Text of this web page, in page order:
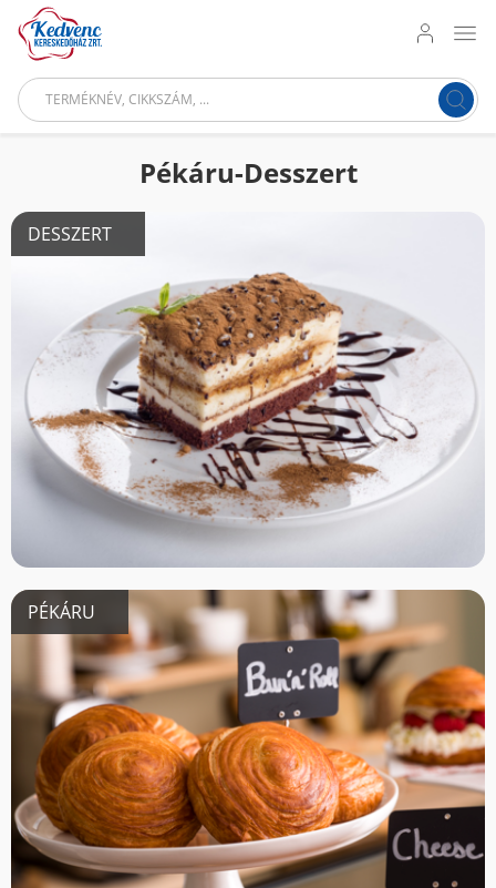
Pékáru-Desszert
DESSZERT
PÉKÁRU